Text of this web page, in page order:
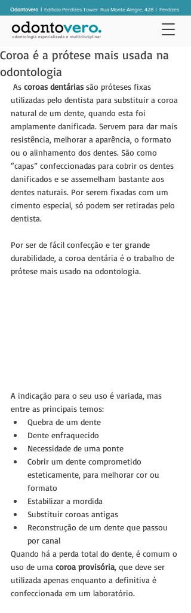
Odontovero | Edifício Perdizes Tower Rua Monte Alegre, 428 | Perdizes
Coroa é a prótese mais usada na
odontologia
As coroas dentárias são próteses fixas
utilizadas pelo dentista para substituir a coroa
natural de um dente, quando esta foi
amplamente danificada. Servem para dar mais
resistência, melhorar a aparência, o formato
ou o alinhamento dos dentes. São como
“capas” confeccionadas para cobrir os dentes
danificados e se assemelham bastante aos
dentes naturais. Por serem fixadas com um
cimento especial, só podem ser retiradas pelo
dentista.
Por ser de fácil confecção e ter grande
durabilidade, a coroa dentária é o trabalho de
prótese mais usado na odontologia.
A indicação para o seu uso é variada, mas
entre as principais temos:
Quebra de um dente
Dente enfraquecido
Necessidade de uma ponte
Cobrir um dente comprometido
esteticamente, para melhorar cor ou
formato
Estabilizar a mordida
Substituir coroas antigas
Reconstrução de um dente que passou
por canal
Quando há a perda total do dente, é comum o
uso de uma coroa provisória, que deve ser
utilizada apenas enquanto a definitiva é
confeccionada em um laboratório.